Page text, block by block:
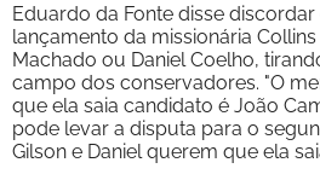
Eduardo da Fonte disse
lançamento da missionária
Machado ou Daniel Coelho,
campo dos conservadores. "O
que ela saia candidato é João
pode levar a disputa para o
Gilson e Daniel querem que ela